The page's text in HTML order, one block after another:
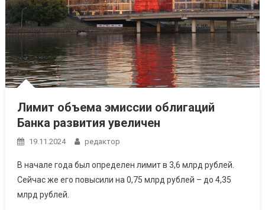
Лимит объема эмиссии облигаций
Банка развития увеличен
19.11.2024 редактор
В начале года был определен лимит в 3,6 млрд рублей.
Сейчас же его повысили на 0,75 млрд рублей – до 4,35
млрд рублей.